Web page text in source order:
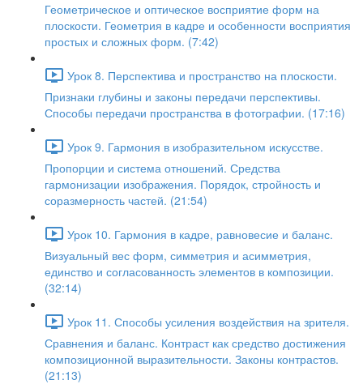
Геометрическое и оптическое восприятие форм на
плоскости. Геометрия в кадре и особенности восприятия
простых и сложных форм. (7:42)
Урок 8. Перспектива и пространство на плоскости.
Признаки глубины и законы передачи перспективы.
Способы передачи пространства в фотографии. (17:16)
Урок 9. Гармония в изобразительном искусстве.
Пропорции и система отношений. Средства
гармонизации изображения. Порядок, стройность и
соразмерность частей. (21:54)
Урок 10. Гармония в кадре, равновесие и баланс.
Визуальный вес форм, симметрия и асимметрия,
единство и согласованность элементов в композиции.
(32:14)
Урок 11. Способы усиления воздействия на зрителя.
Сравнения и баланс. Контраст как средство достижения
композиционной выразительности. Законы контрастов.
(21:13)